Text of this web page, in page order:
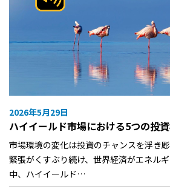
2026年5月29日
ハイイールド市場における5つの投
市場環境の変化は投資のチャンスを浮き
緊張がくすぶり続け、世界経済がエネル
中、ハイイールド…